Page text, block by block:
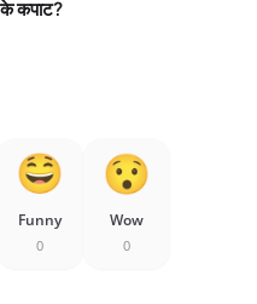
के कपाट?
Funny
0
Wow
0